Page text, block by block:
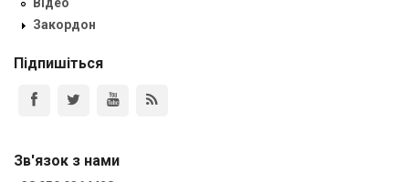
Закордон
Підпишіться
Зв'язок з нами